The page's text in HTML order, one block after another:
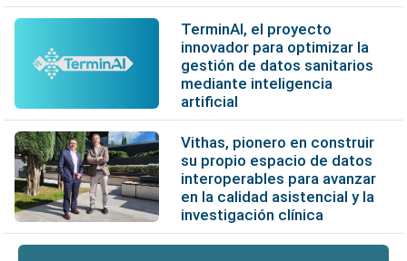
TerminAI, el proyecto
innovador para optimizar la
gestión de datos sanitarios
mediante inteligencia
artificial
Vithas, pionero en construir
su propio espacio de datos
interoperables para avanzar
en la calidad asistencial y la
investigación clínica